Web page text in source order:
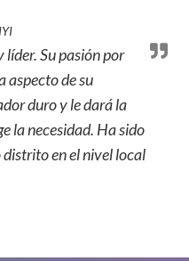
líder. Su pasión por
aspecto de su
duro y le dará la
la necesidad. Ha sido
en el nivel local